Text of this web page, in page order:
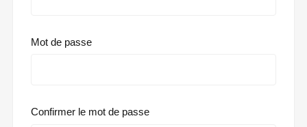
Mot de passe
Confirmer le mot de passe